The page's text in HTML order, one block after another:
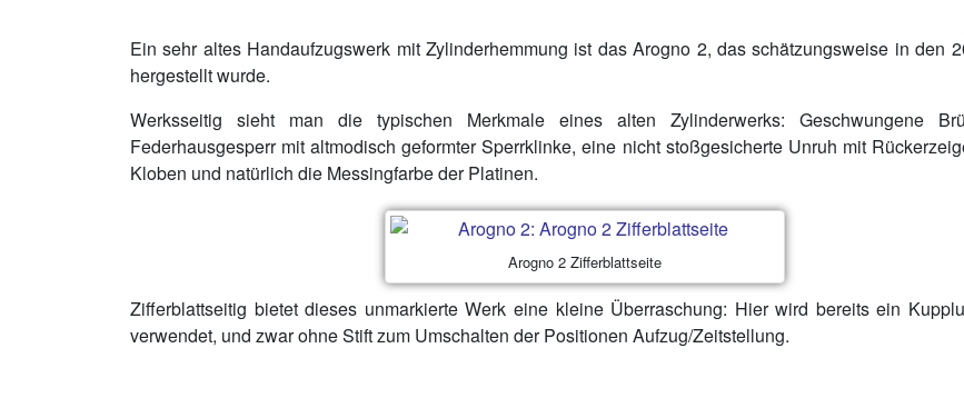
Ein sehr altes Handaufzugswerk mit Zylinderhemmung ist das Arogno 2, das schätzungsweise in den
hergestellt wurde.
Werksseitig sieht man die typischen Merkmale eines alten Zylinderwerks: Geschwungene
Federhausgesperr mit altmodisch geformter Sperrklinke, eine nicht stoßgesicherte Unruh mit
Kloben und natürlich die Messingfarbe der Platinen.
Arogno 2 Zifferblattseite
Zifferblattseitig bietet dieses unmarkierte Werk eine kleine Überraschung: Hier wird bereits ein
verwendet, und zwar ohne Stift zum Umschalten der Positionen Aufzug/Zeitstellung.